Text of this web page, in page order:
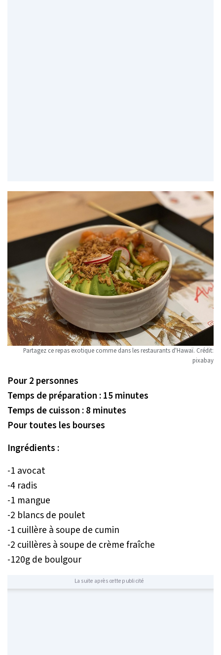
Partagez ce repas exotique comme dans les restaurants d'Hawaï. Crédit:
pixabay
Pour 2 personnes
Temps de préparation : 15 minutes
Temps de cuisson : 8 minutes
Pour toutes les bourses
Ingrédients :
-1 avocat
-4 radis
-1 mangue
-2 blancs de poulet
-1 cuillère à soupe de cumin
-2 cuillères à soupe de crème fraîche
-120g de boulgour
La suite après cette publicité